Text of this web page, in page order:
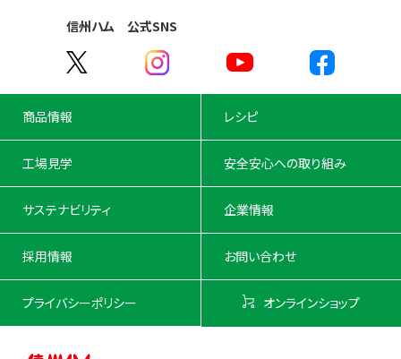
信州ハム 公式SNS
商品情報 レシピ
工場見学 安全安心への取り組み
サステナビリティ 企業情報
採用情報 お問い合わせ
プライバシーポリシー オンラインショップ